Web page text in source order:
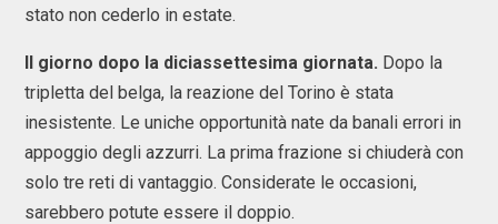
stato non cederlo in estate.
Il giorno dopo la diciassettesima giornata. Dopo la
tripletta del belga, la reazione del Torino è stata
inesistente. Le uniche opportunità nate da banali errori in
appoggio degli azzurri. La prima frazione si chiuderà con
solo tre reti di vantaggio. Considerate le occasioni,
sarebbero potute essere il doppio.